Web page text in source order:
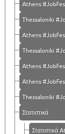
Athens
Thessaloniki
Athens
Τhessaloniki
Athens
Athens
Thessaloniki
Στατιστικά
Στατιστικά